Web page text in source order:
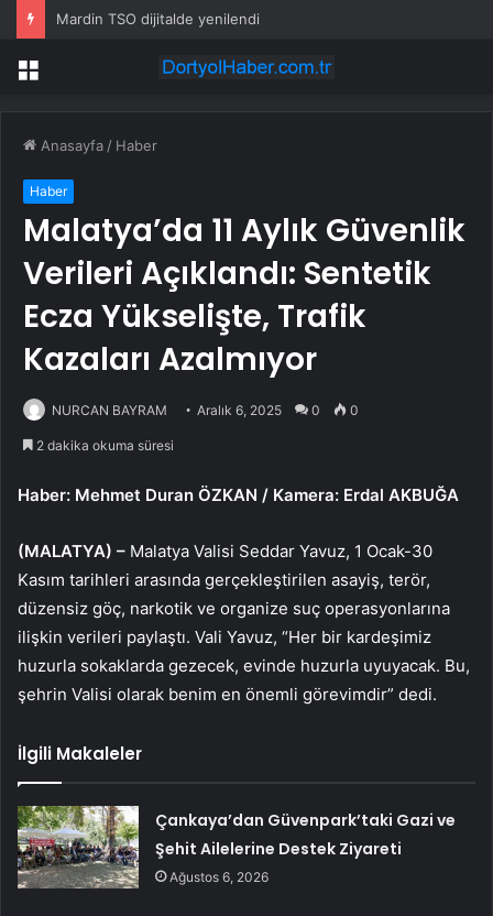
Mardin TSO dijitalde yenilendi
Menü
Anasayfa / Haber
Haber
Malatya’da 11 Aylık Güvenlik
Verileri Açıklandı: Sentetik
Ecza Yükselişte, Trafik
Kazaları Azalmıyor
NURCAN BAYRAM Aralık 6, 2025 0 0
2 dakika okuma süresi
Haber: Mehmet Duran ÖZKAN / Kamera: Erdal AKBUĞA
(MALATYA) – Malatya Valisi Seddar Yavuz, 1 Ocak-30
Kasım tarihleri arasında gerçekleştirilen asayiş, terör,
düzensiz göç, narkotik ve organize suç operasyonlarına
ilişkin verileri paylaştı. Vali Yavuz, “Her bir kardeşimiz
huzurla sokaklarda gezecek, evinde huzurla uyuyacak. Bu,
şehrin Valisi olarak benim en önemli görevimdir” dedi.
İlgili Makaleler
Çankaya’dan Güvenpark’taki Gazi ve
Şehit Ailelerine Destek Ziyareti
Ağustos 6, 2026